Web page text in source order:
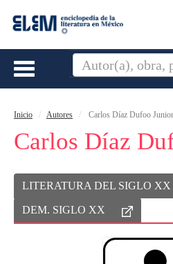
Toggle
Inicio Autores Carlos Díaz Dufoo Junior
Carlos Díaz
LITERATURA DEL SIGLO XX
DEM. SIGLO XX